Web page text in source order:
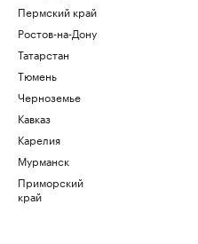
Пермский край
Ростов-на-Дону
Татарстан
Тюмень
Черноземье
Кавказ
Карелия
Мурманск
Приморский
край